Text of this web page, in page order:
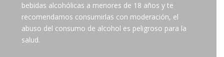
bebidas alcohólicas a menores de 18 años y te
recomendamos consumirlas con moderación, el
abuso del consumo de alcohol es peligroso para la
salud.